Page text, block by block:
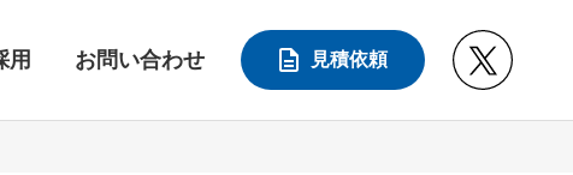
用 お問い合わせ 見積依頼